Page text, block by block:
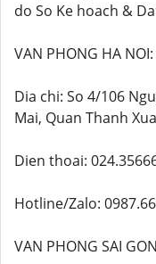
do So Ke hoach &
VAN PHONG HA NOI:
Dia chi: So 4/106
Mai, Quan Thanh
Dien thoai:
Hotline/Zalo:
VAN PHONG SAI